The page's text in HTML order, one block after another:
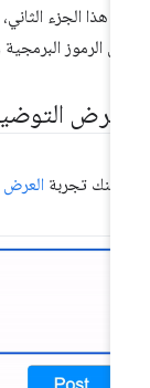
هذا الجزء الثاني،
الرموز البرمجية
تجربةالعرض